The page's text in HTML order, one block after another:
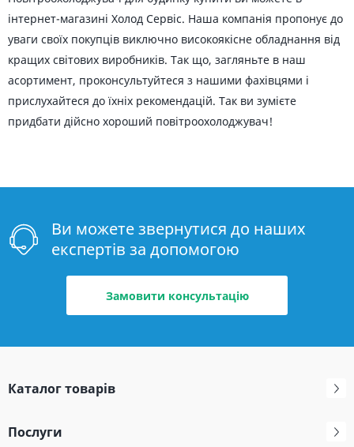
інтернет-магазині Холод Сервіс. Наша компанія пропонує до
уваги своїх покупців виключно високоякісне обладнання від
кращих світових виробників. Так що, загляньте в наш
асортимент, проконсультуйтеся з нашими фахівцями і
прислухайтеся до їхніх рекомендацій. Так ви зумієте
придбати дійсно хороший повітроохолоджувач!
Ви можете звернутися до наших
експертів за допомогою
Замовити консультацію
Каталог товарів
Послуги